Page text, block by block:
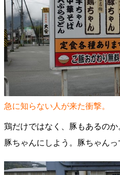
急に知らない人が来た衝撃。
鶏だけではなく、豚もあるの
豚ちゃんにしよう。豚ちゃんっ